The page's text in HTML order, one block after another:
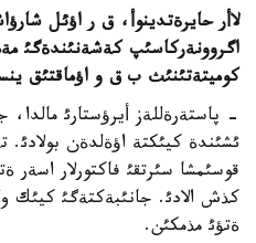
لاأر حايرةتدينوأ، ق ر اؤئل
اگروونةركاسئپ كةشةنئندةگئ
كوميتةتئنئث ب ق و اؤماقتئق
- پاستةرةللةز أيرؤستارئ
ئشئندة كيئكتة اؤةلدةن بولادئ.
قوسئمشا سئرتقئ فاكتورلار
كذش الادئ. جانئبةكتةگئ كيئك
ةتؤئ مذمكئن.